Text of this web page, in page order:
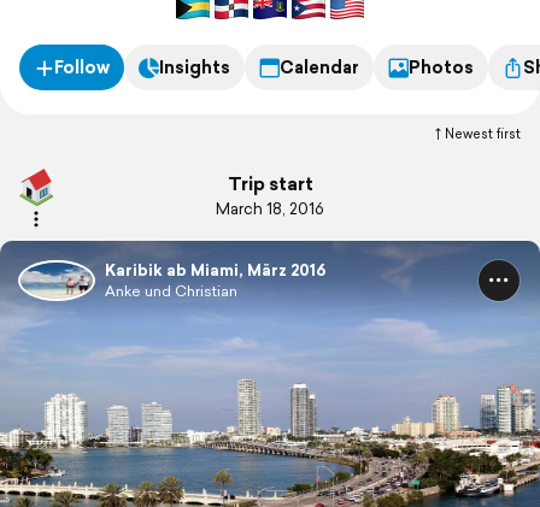
Follow Insights Calendar Photos
Newest first
Trip start
March 18, 2016
Karibik ab Miami, März 2016
Anke und Christian